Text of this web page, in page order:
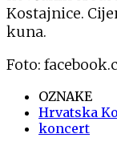
Kostajnice.
kuna.
Foto:
OZNAKE
Hrvatska
koncert